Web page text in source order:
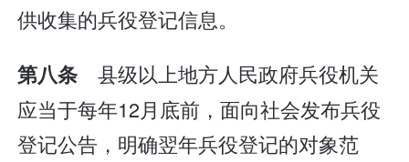
供收集的兵役登记信息。
第八条县级以上地方人民政府兵役机关
应当于每年12月底前，面向社会发布兵役
登记公告，明确翌年兵役登记的对象范